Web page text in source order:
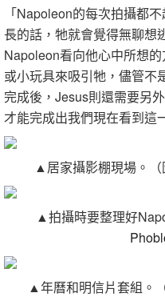
「Napoleon的每次拍攝都
長的話，牠就會覺得無聊想
Napoleon看向他心中所想
或小玩具來吸引牠，儘管不
完成後，Jesus則還需要另
才能完成出我們現在看到這
▲居家攝影棚現場。（
▲拍攝時要整理好
▲年曆和明信片套組。